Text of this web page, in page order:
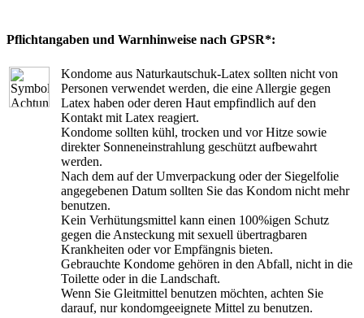
Pflichtangaben und Warnhinweise nach GPSR*:
Kondome aus Naturkautschuk-Latex sollten nicht von
Personen verwendet werden, die eine Allergie gegen
Latex haben oder deren Haut empfindlich auf den
Kontakt mit Latex reagiert.
Kondome sollten kühl, trocken und vor Hitze sowie
direkter Sonneneinstrahlung geschützt aufbewahrt
werden.
Nach dem auf der Umverpackung oder der Siegelfolie
angegebenen Datum sollten Sie das Kondom nicht mehr
benutzen.
Kein Verhütungsmittel kann einen 100%igen Schutz
gegen die Ansteckung mit sexuell übertragbaren
Krankheiten oder vor Empfängnis bieten.
Gebrauchte Kondome gehören in den Abfall, nicht in die
Toilette oder in die Landschaft.
Wenn Sie Gleitmittel benutzen möchten, achten Sie
darauf, nur kondomgeeignete Mittel zu benutzen.